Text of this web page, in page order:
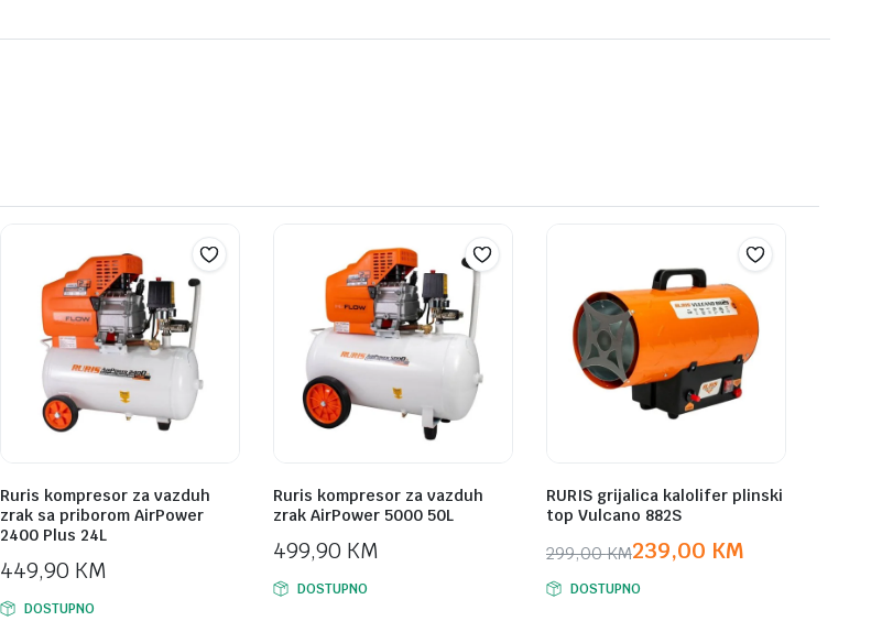
Ruris kompresor za vazduh
zrak sa priborom AirPower
2400 Plus 24L
449,90 KM
DOSTUPNO
Ruris kompresor za vazduh
zrak AirPower 5000 50L
499,90 KM
DOSTUPNO
RURIS grijalica kalolifer plinski
top Vulcano 882S
299,00KM
Original
price
239,00 KM
Current
price
DOSTUPNO